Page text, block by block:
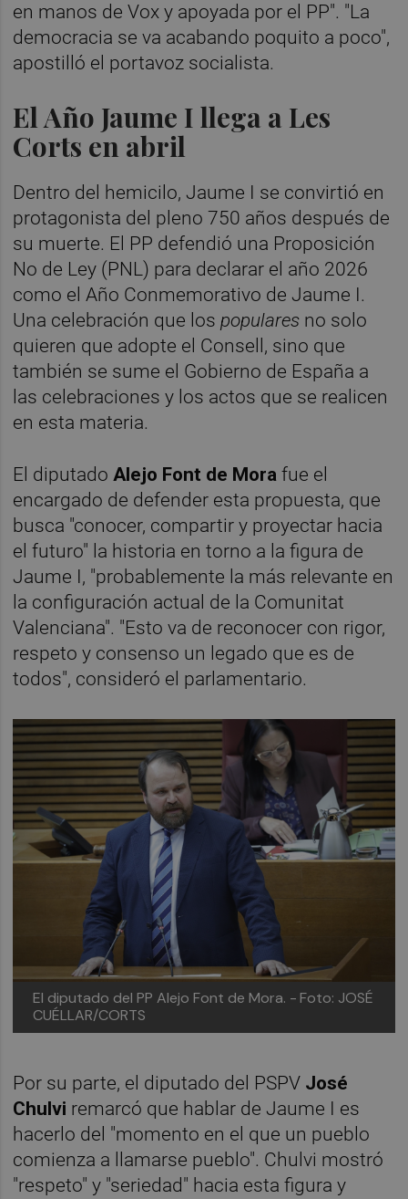
en manos de Vox y apoyada por el PP". "La
democracia se va acabando poquito a poco",
apostilló el portavoz socialista.
El Año Jaume I llega a Les
Corts en abril
Dentro del hemicilo, Jaume I se convirtió en
protagonista del pleno 750 años después de
su muerte. El PP defendió una Proposición
No de Ley (PNL) para declarar el año 2026
como el Año Conmemorativo de Jaume I.
Una celebración que lospopulares no solo
quieren que adopte el Consell, sino que
también se sume el Gobierno de España a
las celebraciones y los actos que se realicen
en esta materia.
El diputadoAlejo Font de Morafue el
encargado de defender esta propuesta, que
busca "conocer, compartir y proyectar hacia
el futuro" la historia en torno a la figura de
Jaume I, "probablemente la más relevante en
la configuración actual de la Comunitat
Valenciana". "Esto va de reconocer con rigor,
respeto y consenso un legado que es de
todos", consideró el parlamentario.
El diputado del PP Alejo Font de Mora. - Foto: JOSÉ
CUÉLLAR/CORTS
Por su parte, el diputado del PSPV José
Chulvi remarcó que hablar de Jaume I es
hacerlo del "momento en el que un pueblo
comienza a llamarse pueblo". Chulvi mostró
"respeto" y "seriedad" hacia esta figura y